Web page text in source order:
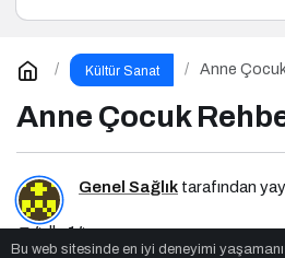
Kültür Sanat Anne
Anne Çocuk
Genel Sağlık tarafından
4dk, 14sn
Bu web sitesinde en iyi deneyimi